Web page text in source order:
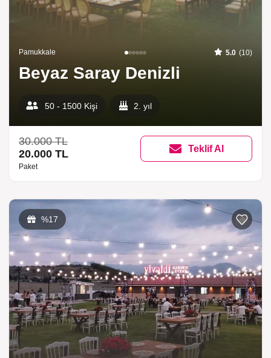
Pamukkale 5.0 (10)
Beyaz Saray Denizli
50 - 1500 Kişi 2. yıl
30.000 TL
20.000 TL
Paket
Teklif Al
%17